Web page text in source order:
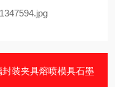
装夹具熔喷模具石墨